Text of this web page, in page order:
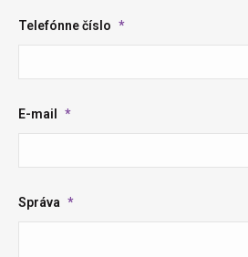
Telefónne číslo *
E-mail *
Správa *